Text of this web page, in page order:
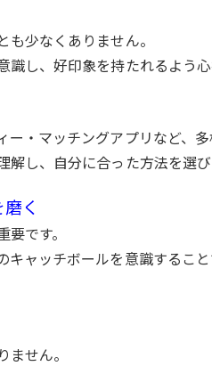
少なくありません。
し、好印象を持たれるよう心
・マッチングアプリなど、多
し、自分に合った方法を選び
く
です。
キャッチボールを意識するこ
せん。